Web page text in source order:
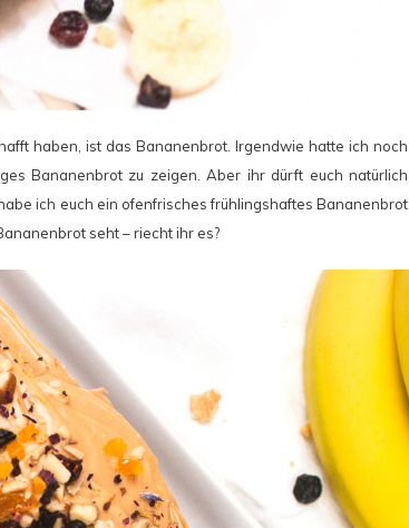
haben, ist das Bananenbrot. Irgendwie hatte ich noch
Bananenbrot zu zeigen. Aber ihr dürft euch natürlich
ich euch ein ofenfrisches frühlingshaftes Bananenbrot
seht – riecht ihr es?